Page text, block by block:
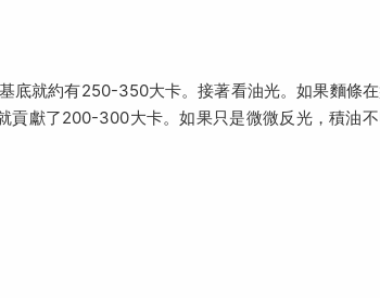
底就約有250-350大卡。接著看油光。如果麵條
貢獻了200-300大卡。如果只是微微反光，積油